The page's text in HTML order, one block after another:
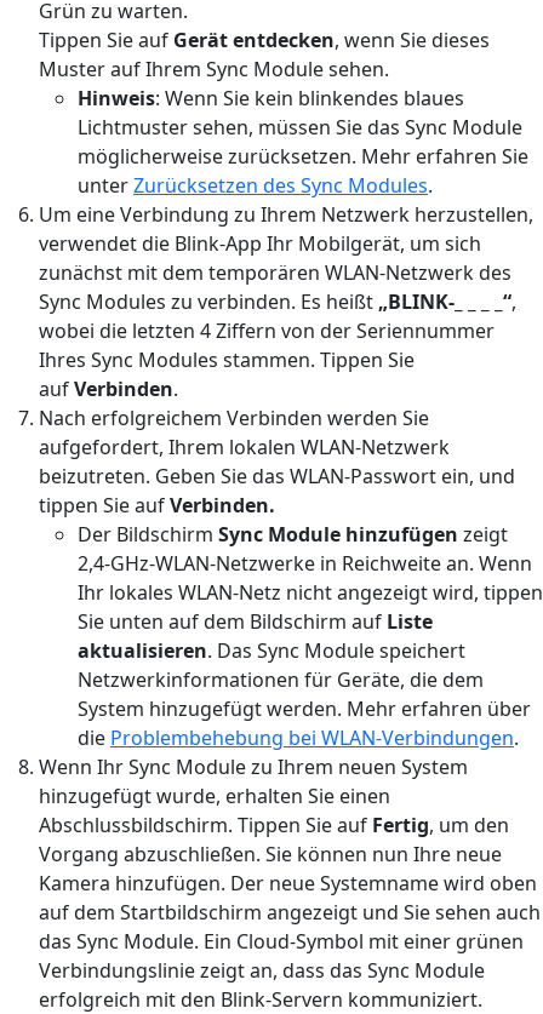
Grün zu warten.
Tippen Sie auf Gerät entdecken, wenn Sie dieses
Muster auf Ihrem Sync Module sehen.
Hinweis: Wenn Sie kein blinkendes blaues
Lichtmuster sehen, müssen Sie das Sync Module
möglicherweise zurücksetzen. Mehr erfahren Sie
unterZurücksetzen des Sync Modules.
Um eine Verbindung zu Ihrem Netzwerk herzustellen,
verwendet die Blink-App Ihr Mobilgerät, um sich
zunächst mit dem temporären WLAN-Netzwerk des
Sync Modules zu verbinden. Es heißt „BLINK-_ _ _ _“,
wobei die letzten 4 Ziffern von der Seriennummer
Ihres Sync Modules stammen. Tippen Sie
aufVerbinden.
Nach erfolgreichem Verbinden werden Sie
aufgefordert, Ihrem lokalen WLAN-Netzwerk
beizutreten. Geben Sie das WLAN-Passwort ein, und
tippen Sie aufVerbinden.
Der Bildschirm Sync Module hinzufügen zeigt
2,4-GHz-WLAN-Netzwerke in Reichweite an. Wenn
Ihr lokales WLAN-Netz nicht angezeigt wird, tippen
Sie unten auf dem Bildschirm auf Liste
aktualisieren. Das Sync Module speichert
Netzwerkinformationen für Geräte, die dem
System hinzugefügt werden. Mehr erfahren über
die Problembehebung bei WLAN-Verbindungen.
Wenn Ihr Sync Module zu Ihrem neuen System
hinzugefügt wurde, erhalten Sie einen
Abschlussbildschirm. Tippen Sie auf Fertig, um den
Vorgang abzuschließen. Sie können nun Ihre neue
Kamera hinzufügen. Der neue Systemname wird oben
auf dem Startbildschirm angezeigt und Sie sehen auch
das Sync Module. Ein Cloud-Symbol mit einer grünen
Verbindungslinie zeigt an, dass das Sync Module
erfolgreich mit den Blink-Servern kommuniziert.